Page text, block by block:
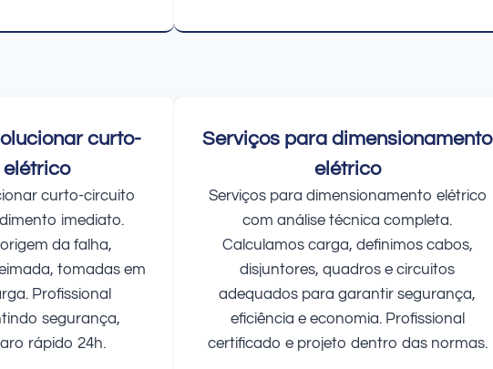
curto-
curto-circuito
imediato.
da falha,
tomadas em
Profissional
segurança,
rápido 24h.
Serviços para dimensionamento
elétrico
Serviços para dimensionamento elétrico
com análise técnica completa.
Calculamos carga, definimos cabos,
disjuntores, quadros e circuitos
adequados para garantir segurança,
eficiência e economia. Profissional
certificado e projeto dentro das normas.